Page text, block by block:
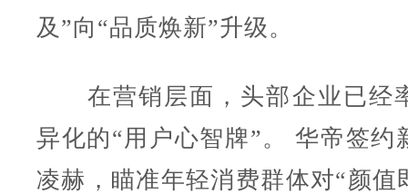
及”向“品质焕新”升级。
在营销层面，头部企业已经
异化的“用户心智牌”。 华帝签约
凌赫，瞄准年轻消费群体对“颜值